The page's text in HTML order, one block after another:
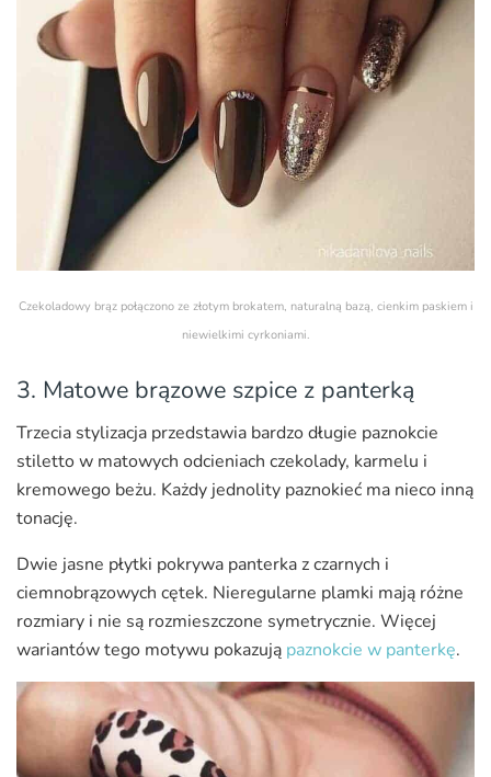
Czekoladowy brąz połączono ze złotym brokatem, naturalną bazą, cienkim paskiem i
niewielkimi cyrkoniami.
3. Matowe brązowe szpice z panterką
Trzecia stylizacja przedstawia bardzo długie paznokcie
stiletto w matowych odcieniach czekolady, karmelu i
kremowego beżu. Każdy jednolity paznokieć ma nieco inną
tonację.
Dwie jasne płytki pokrywa panterka z czarnych i
ciemnobrązowych cętek. Nieregularne plamki mają różne
rozmiary i nie są rozmieszczone symetrycznie. Więcej
wariantów tego motywu pokazują paznokcie w panterkę.